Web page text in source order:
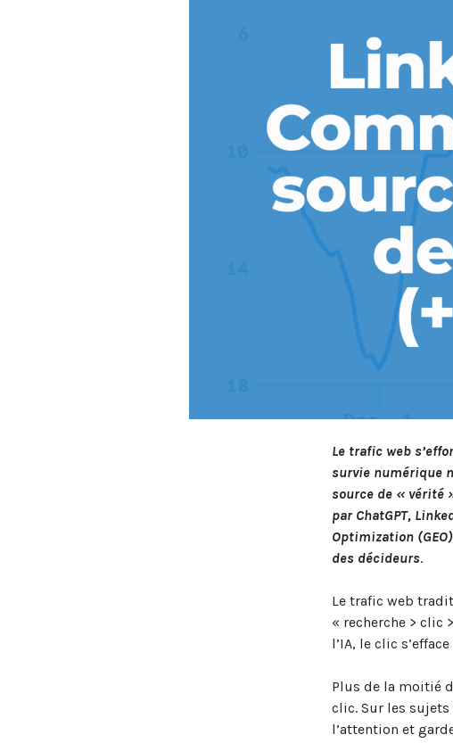
Le trafic web
survie numérique
source de « vérité
par ChatGPT,
Optimization
des décideurs.
Le trafic web
« recherche > clic
l’IA, le clic
Plus de la moitié
clic. Sur les
l’attention et